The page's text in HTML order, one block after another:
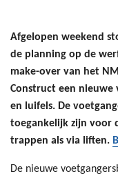
Afgelopen weekend
de planning op de
make-over van het
Construct een nieuwe
en luifels. De
toegankelijk zijn voor
trappen als via liften.
De nieuwe